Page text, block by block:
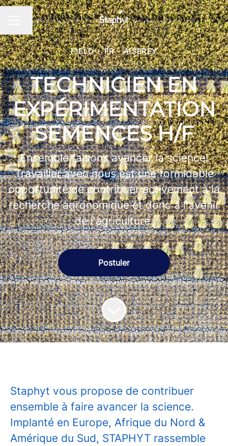
MENU CARRIÈRE
Changer la langue
FIELD · FR - AISEREY
TECHNICIEN EN
EXPÉRIMENTATION
SEMENCES H/F
Ensemble faisons avancer la science!
Travailler avec nous est une formidable
opportunité de contribuer activement à la
recherche agronomique et donc à l'avenir
de l'agriculture.
Postuler
Staphyt vous propose de contribuer
ensemble à faire avancer la science.
Implanté en Europe, Afrique du Nord &
Amérique du Sud, STAPHYT rassemble